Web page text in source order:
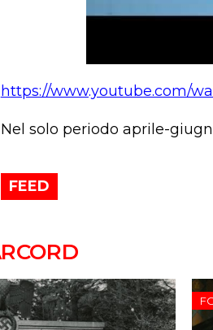
https://www.youtube.com/
Nel solo periodo aprile-
FEED